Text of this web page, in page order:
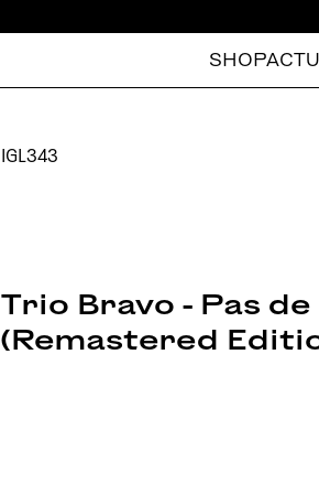
SHOP
IGL343
Trio Bravo - Pas de
(Remastered